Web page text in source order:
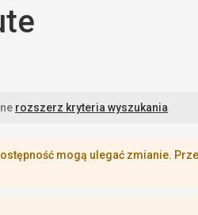
rozszerz kryteria wyszukania
mogą ulegać zmianie.